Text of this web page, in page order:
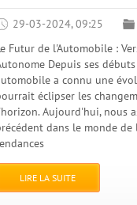
29-03-2024, 09:25
Futur de l'Automobile :
Depuis ses
a connu une
éclipser les
Aujourd'hui, nous
dans le monde
LIRE LA SUITE